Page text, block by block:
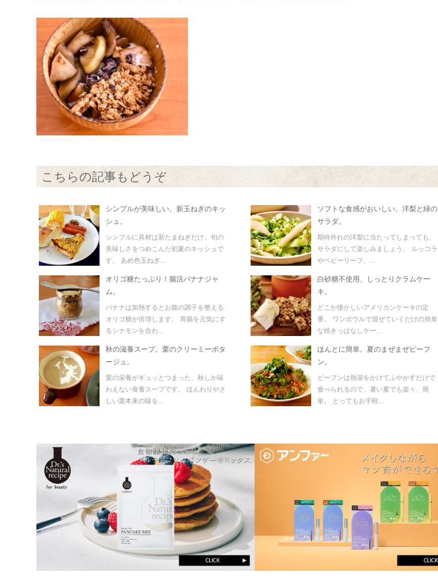
こちらの記事もどうぞ
シンプルが美味しい。新玉ねぎのキッ
シュ。
シンプルに具材は新たまねぎだけ。旬の
美味しさをつめこんだ初夏のキッシュで
す。 あめ色玉ねぎ...
ソフトな食感がおいしい。洋梨と緑の
サラダ。
期待外れの洋梨に当たってしまっても、
サラダにして楽しみましょう。 ルッコラ
やベビーリーフ、...
オリゴ糖たっぷり！腸活バナナジャ
ム。
バナナは加熱するとお腹の調子を整える
オリゴ糖が倍増します。 胃腸を元気にす
るシナモンを合わ...
白砂糖不使用、しっとりクラムケー
キ。
どこか懐かしいアメリカンケーキの定
番。 ワンボウルで混ぜていくだけの簡単
な焼きっぱなしケー...
秋の滋養スープ。栗のクリーミーポタ
ージュ。
栗の栄養がギュッとつまった、秋しか味
わえない食養スープです。 ほんわりやさ
しい栗本来の味を...
ほんとに簡単。夏のまぜまぜビーフ
ン。
ビーフンは熱湯をかけてふやかすだけで
食べられるので、暑い夏でも楽々、簡
単。 とってもお手軽...